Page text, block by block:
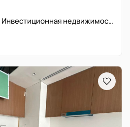
Бассейн на балконе | Инвестиционная недвижимость